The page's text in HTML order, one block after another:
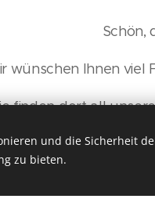
Schön,
wünschen Ihnen viel
finden dort all
etwas Zeit mitbringen,
und die Sicherheit
zu bieten.